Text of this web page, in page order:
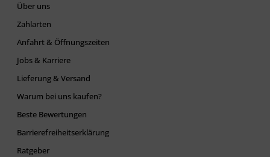
Über uns
Zahlarten
Anfahrt & Öffnungszeiten
Jobs & Karriere
Lieferung & Versand
Warum bei uns kaufen?
Beste Bewertungen
Barrierefreiheitserklärung
Ratgeber